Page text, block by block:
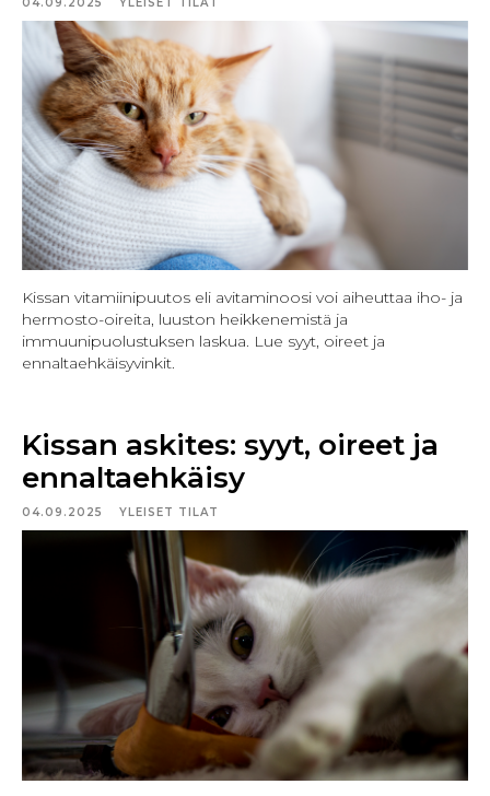
Kissan vitamiinipuutos eli avitaminoosi voi aiheuttaa iho- ja
hermosto-oireita, luuston heikkenemistä ja
immuunipuolustuksen laskua. Lue syyt, oireet ja
ennaltaehkäisyvinkit.
Kissan askites: syyt, oireet ja
ennaltaehkäisy
04.09.2025 YLEISET TILAT